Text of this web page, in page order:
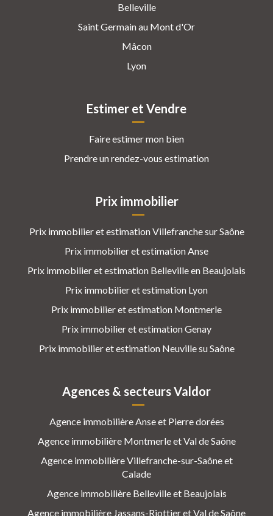
Belleville
Saint Germain au Mont d'Or
Mâcon
Lyon
Estimer et Vendre
Faire estimer mon bien
Prendre un rendez-vous estimation
Prix immobilier
Prix immobilier et estimation Villefranche sur Saône
Prix immobilier et estimation Anse
Prix immobilier et estimation Belleville en Beaujolais
Prix immobilier et estimation Lyon
Prix immobilier et estimation Montmerle
Prix immobilier et estimation Genay
Prix immobilier et estimation Neuville su Saône
Agences & secteurs Valdor
Agence immobilière Anse et Pierre dorées
Agence immobilière Montmerle et Val de Saône
Agence immobilière Villefranche-sur-Saône et
Calade
Agence immobilière Belleville et Beaujolais
Agence immobilière Jassans-Riottier et Val de Saône